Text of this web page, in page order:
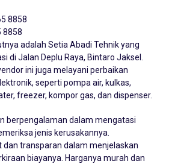
8858
8858
adalah Setia Abadi Tehnik yang
di Jalan Deplu Raya, Bintaro Jaksel.
ini juga melayani perbaikan
seperti pompa air, kulkas,
freezer, kompor gas, dan dispenser.
berpengalaman dalam mengatasi
jenis kerusakannya.
dan transparan dalam menjelaskan
biayanya. Harganya murah dan